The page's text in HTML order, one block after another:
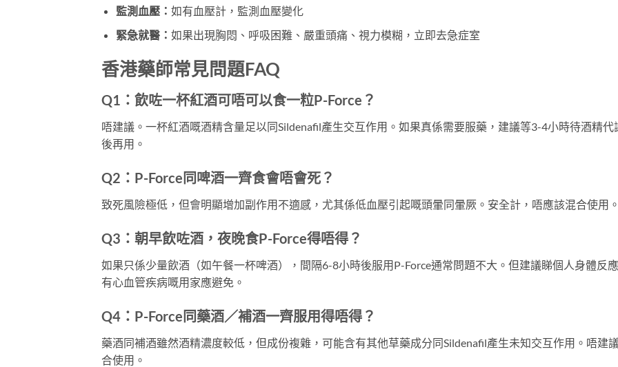
監測血壓： 如有血壓計，監測血壓變化
緊急就醫： 如果出現胸悶、呼吸困難、嚴重頭痛、視力模糊，立即去急症室
香港藥師常見問題FAQ
Q1：飲咗一杯紅酒可唔可以食一粒P-Force？
唔建議。一杯紅酒嘅酒精含量足以同Sildenafil產生交互作用。如果真係需要服藥，建議等3-4小時待酒精代
後再用。
Q2：P-Force同啤酒一齊食會唔會死？
致死風險極低，但會明顯增加副作用不適感，尤其係低血壓引起嘅頭暈同暈厥。安全計，唔應該混合使用
Q3：朝早飲咗酒，夜晚食P-Force得唔得？
如果只係少量飲酒（如午餐一杯啤酒），間隔6-8小時後服用P-Force通常問題不大。但建議睇個人身體反
有心血管疾病嘅用家應避免。
Q4：P-Force同藥酒／補酒一齊服用得唔得？
藥酒同補酒雖然酒精濃度較低，但成份複雜，可能含有其他草藥成分同Sildenafil產生未知交互作用。唔建
合使用。